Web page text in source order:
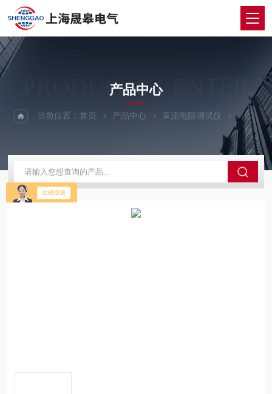
PRODUCTS CENTER
产品中心
当前位置：首页 产品中心 直流电阻测试仪 直流电